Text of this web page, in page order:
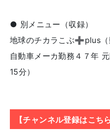
● 別メニュー（収録）
地球のチカラこぶ➕plus（
自動車メーカ勤務４７年
15分）
【チャンネル登録はこちら